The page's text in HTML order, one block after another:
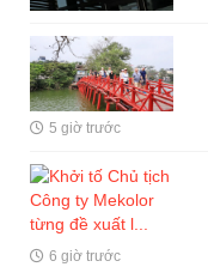
5 giờ trước
6 giờ trước